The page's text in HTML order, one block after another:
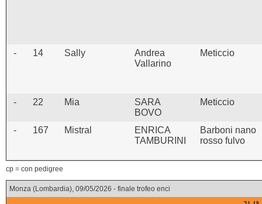
- 14 Sally
Andrea
Vallarino
Meticcio
- 22 Mia
SARA
BOVO
Meticcio
- 167 Mistral
ENRICA
TAMBURINI
Barboni nano
rosso fulvo
cp = con pedigree
Monza (Lombardia), 09/05/2026 - finale trofeo enci